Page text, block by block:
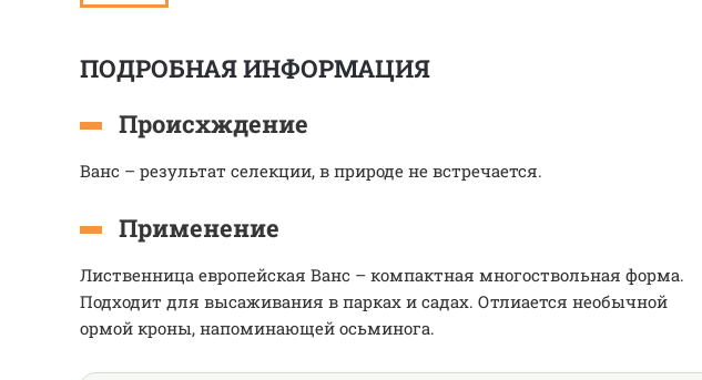
ПОДРОБНАЯ ИНФОРМАЦИЯ
Происхждение
Ванс – результат селекции, в природе не встречается.
Применение
Лиственница европейская Ванс – компактная многоствольная форма.
Подходит для высаживания в парках и садах. Отлиается необычной
ормой кроны, напоминающей осьминога.